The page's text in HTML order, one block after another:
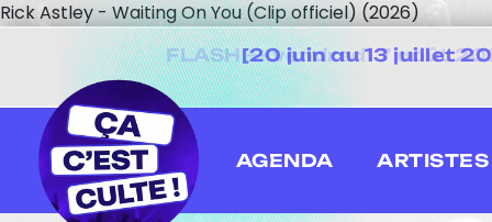
Rick Astley - Waiting On You (Clip officiel) (2026)
[20 juin au 13 juillet
AGENDA ARTISTES